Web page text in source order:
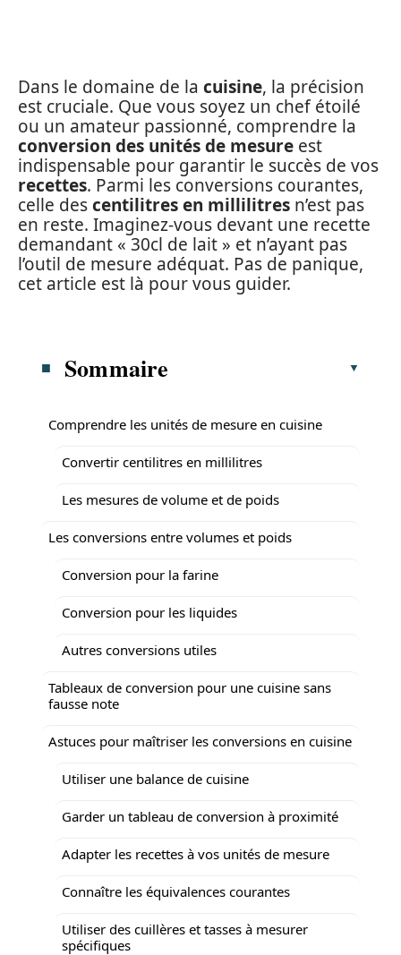
Dans le domaine de la cuisine, la précision
est cruciale. Que vous soyez un chef étoilé
ou un amateur passionné, comprendre la
conversion des unités de mesure est
indispensable pour garantir le succès de vos
recettes. Parmi les conversions courantes,
celle descentilitres en millilitres n’est pas
en reste. Imaginez-vous devant une recette
demandant « 30cl de lait » et n’ayant pas
l’outil de mesure adéquat. Pas de panique,
cet article est là pour vous guider.
Sommaire
Comprendre les unités de mesure en cuisine
Convertir centilitres en millilitres
Les mesures de volume et de poids
Les conversions entre volumes et poids
Conversion pour la farine
Conversion pour les liquides
Autres conversions utiles
Tableaux de conversion pour une cuisine sans
fausse note
Astuces pour maîtriser les conversions en cuisine
Utiliser une balance de cuisine
Garder un tableau de conversion à proximité
Adapter les recettes à vos unités de mesure
Connaître les équivalences courantes
Utiliser des cuillères et tasses à mesurer
spécifiques